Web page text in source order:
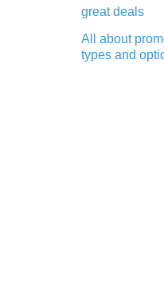
great deals
All about
types and
purchases on